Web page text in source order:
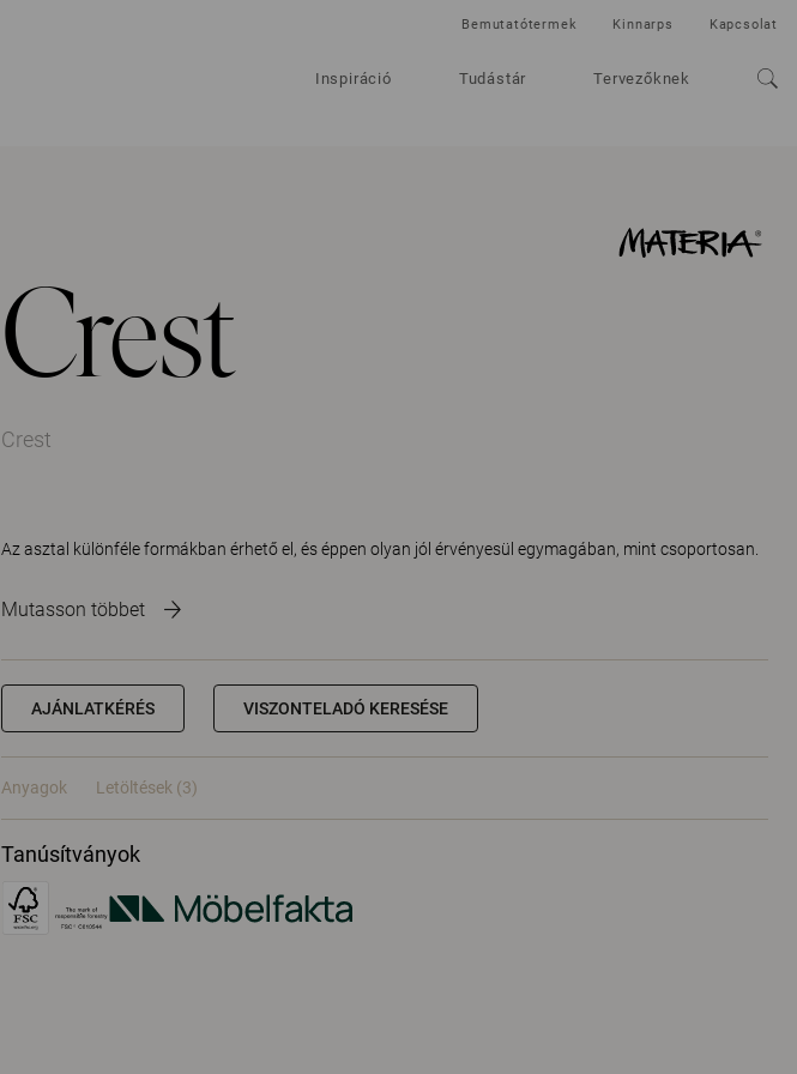
Inspiráció Tudástár Tervezőknek
Bemutatótermek Kinnarps Kapcsolat
Crest
Crest
Az asztal különféle formákban érhető el, és éppen olyan jól érvényesül egymagában, mint csoportosan.
Mutasson többet
AJÁNLATKÉRÉS VISZONTELADÓ KERESÉSE
Anyagok Letöltések (3)
Tanúsítványok